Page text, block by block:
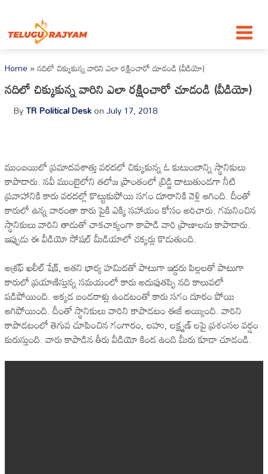
Home»నదిలో చిక్కుకున్న వారిని ఎలా రక్షించారో చూడండి (వీడియో)
నదిలో చిక్కుకున్న వారిని ఎలా రక్షించారో చూడండి (వీడియో)
ByTR Political DeskonJuly 17, 2018
ముంబయిలో ప్రమాదవశాత్తు వరదలో చిక్కుకున్న ఓ కుటుంబాన్ని స్థానికులు
కాపాడారు. నవీ ముంబైలోని తలోజ ప్రాంతంలో బ్రిడ్జి దాటుతుండగా నీటి
ప్రవాహానికి కారు వరదల్లో కొట్టుకుపోయి సగం దూరానికి వెళ్లి ఆగింది. దీంతో
కారులో ఉన్న వారంతా కారు పైకి ఎక్కి సహాయం కోసం అరిచారు. గమనించిన
స్థానికులు వారిని తాడుతో చాకచాక్యంగా కాపాడి వారి ప్రాణాలను కాపాడారు.
ఇప్పుడు ఈ వీడియో సోషల్ మీడియాలో చక్కర్లు కొడుతుంది.
అశ్రఫ్ ఖలీల్ షేక్, అతని భార్య హమిదతో పాటుగా ఇద్దరు పిల్లలతో పాటుగా
కారులో ప్రయాణిస్తున్న సమయంలో కారు అదుపుతప్పి నది కాలువలో
పడిపోయింది. అక్కడ బండరాళ్లు ఉండటంతో కారు సగం దూరం పోయి
ఆగిపోయింది. దీంతో స్థానికులు వారిని కాపాడటం ఈజీ అయ్యింది. వారిని
కాపాడటంలో తెగువ చూపించిన గంగారం, లహు, లక్ష్మణ్ లపై ప్రశంసల వర్షం
కురుస్తుంది. వారు కాపాడిన తీరు వీడియో కింద ఉంది మీరు కూడా చూడండి.